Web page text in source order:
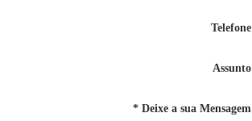
Telefone
Assunto
* Deixe a sua Mensagem